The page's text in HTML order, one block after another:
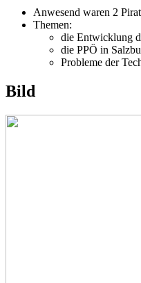
Anwesend waren 2
Themen:
die Entwicklung
die PPÖ in
Probleme der
Bild